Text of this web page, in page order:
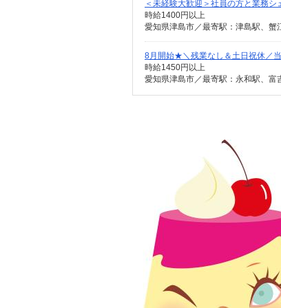
＜未経験大歓迎＞社員の方と業務
時給1400円以上
愛知県津島市／最寄駅：津島駅、
8月開始★＼残業なし＆土日祝休／
時給1450円以上